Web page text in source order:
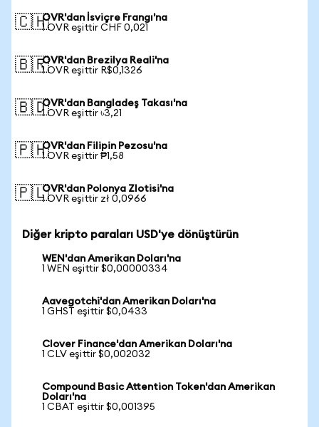
🇨🇭OVR'dan İsviçre Frangı'na
1 OVR eşittir CHF 0,021
🇧🇷OVR'dan Brezilya Reali'na
1 OVR eşittir R$0,1326
🇧🇩OVR'dan Bangladeş Takası'na
1 OVR eşittir ৳3,21
🇵🇭OVR'dan Filipin Pezosu'na
1 OVR eşittir ₱1,58
🇵🇱OVR'dan Polonya Zlotisi'na
1 OVR eşittir zł 0,0966
Diğer kripto paraları USD'ye dönüştürün
WEN'dan Amerikan Doları'na
1 WEN eşittir $0,00000334
Aavegotchi'dan Amerikan Doları'na
1 GHST eşittir $0,0433
Clover Finance'dan Amerikan Doları'na
1 CLV eşittir $0,002032
Compound Basic Attention Token'dan Amerikan
Doları'na
1 CBAT eşittir $0,001395